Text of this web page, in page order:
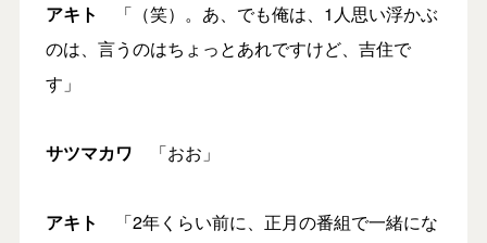
アキト
「（笑）。あ、でも俺は、1人思い浮かぶ
のは、言うのはちょっとあれですけど、吉住で
す」
サツマカワ 「おお」
アキト
「2年くらい前に、正月の番組で一緒にな